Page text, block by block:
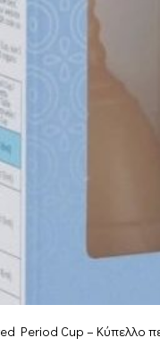
Period Cup – Κύπελλο